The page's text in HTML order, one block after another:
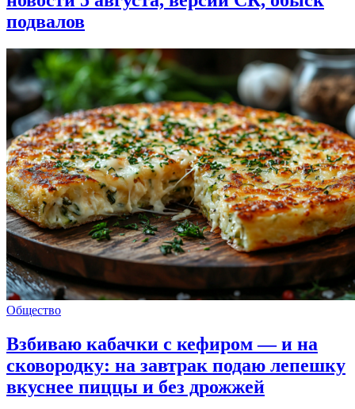
подвалов
Общество
Взбиваю кабачки с кефиром — и на
сковородку: на завтрак подаю лепешку
вкуснее пиццы и без дрожжей